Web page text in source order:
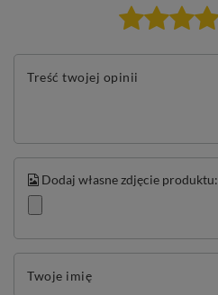
Treść twojej opinii
Dodaj własne zdjęcie produktu:
Twoje imię